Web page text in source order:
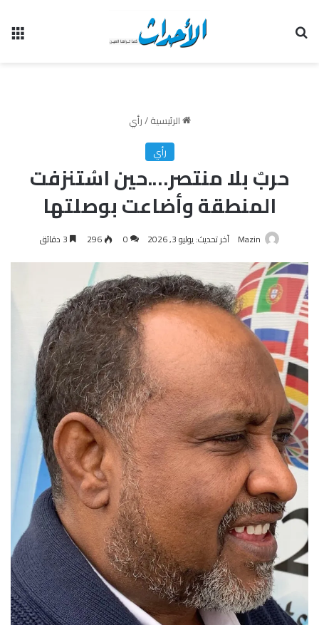
الرئيسية/رأي
رأي
حربٌ بلا منتصر….حين اسُتنزفت
المنطقة وأضاعت بوصلتها
Mazin آخر تحديث: يوليو 3, 2026 0
296